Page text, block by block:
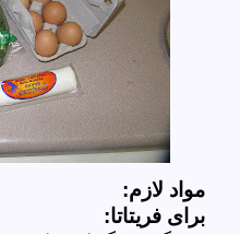
مواد لازم:
برای فریتاتا: